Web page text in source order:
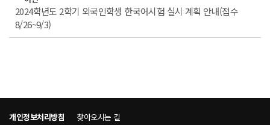
2024학년도 2학기 외국인학생 한국어시험 실시 계획 안내(접수
8/26~9/3)
개인정보처리방침 찾아오시는 길